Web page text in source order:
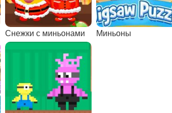
Снежки с миньонами Миньоны